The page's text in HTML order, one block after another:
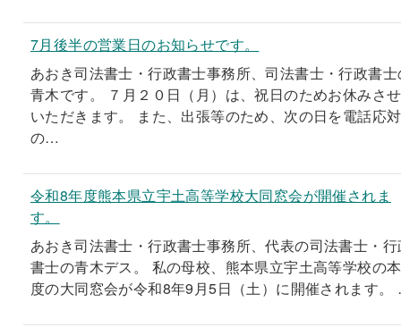
7月後半の営業日のお知らせです。
あおき司法書士・行政書士事務所、司法書士・行政書士
青木です。 ７月２０日（月）は、祝日のためお休みさ
いただきます。 また、出張等のため、次の日を電話応対
の…
令和8年度熊本県立宇土高等学校大同窓会が開催されま
す。
あおき司法書士・行政書士事務所、代表の司法書士・行
書士の青木デス。 私の母校、熊本県立宇土高等学校の
度の大同窓会が令和8年9月5日（土）に開催されます